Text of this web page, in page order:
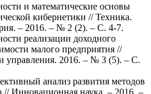
и математические основы
кибернетики // Техника.
– 2016. – № 2 (2). – С. 4-7.
реализации доходного
малого предприятия //
управления. 2016. – № 3 (5). – С.
анализ развития методов
// Инновационная наука. – 2016. –